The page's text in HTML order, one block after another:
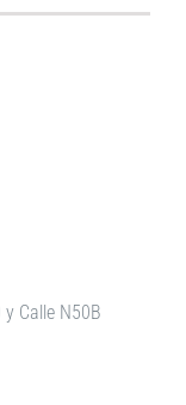
Calle N50B